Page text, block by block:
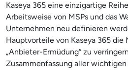
Kaseya 365 eine einzigartige
Arbeitsweise von MSPs und das
Unternehmen neu definieren
Hauptvorteile von Kaseya 365 die
„Anbieter-Ermüdung“ zu
Zusammenfassung aller